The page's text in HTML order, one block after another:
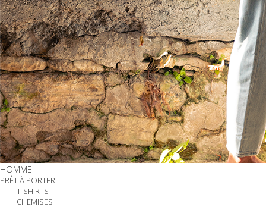
HOMME
PRÊT À PORTER
T-SHIRTS
CHEMISES